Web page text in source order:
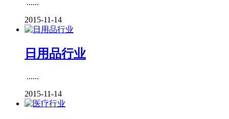
......
2015-11-14
日用品行业
......
2015-11-14